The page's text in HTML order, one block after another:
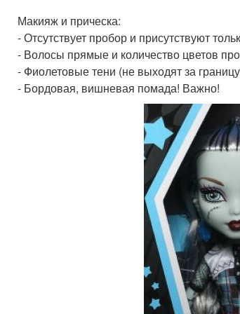
Макияж и прическа:
- Отсутствует пробор и присутствуют
- Волосы прямые и количество цветов
- Фиолетовые тени (не выходят за
- Бордовая, вишневая помада! Важно!